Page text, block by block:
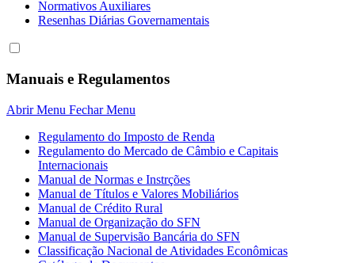
Normativos Auxiliares
Resenhas Diárias Governamentais
Manuais e Regulamentos
Abrir Menu Fechar Menu
Regulamento do Imposto de Renda
Regulamento do Mercado de Câmbio e Capitais
Internacionais
Manual de Normas e Instrções
Manual de Títulos e Valores Mobiliários
Manual de Crédito Rural
Manual de Organização do SFN
Manual de Supervisão Bancária do SFN
Classificação Nacional de Atividades Econômicas